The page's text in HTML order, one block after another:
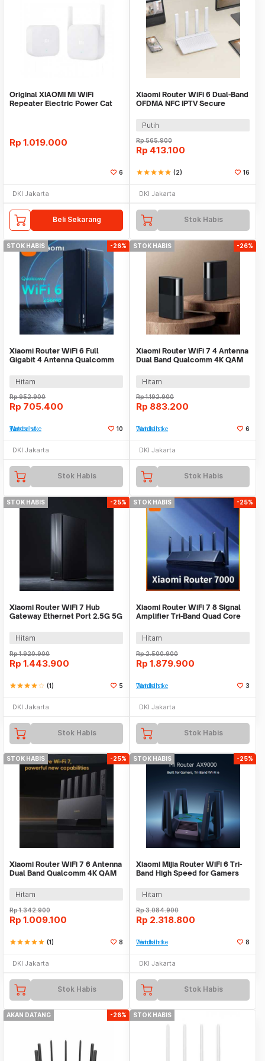
Original XIAOMI Mi WiFi
Repeater Electric Power Cat
Rp 1.019.000
6
DKI Jakarta
Beli Sekarang
Xiaomi Router WiFi 6 Dual-Band
OFDMA NFC IPTV Secure
Putih
Rp565.900
Rp 413.100
starstarstarstarstar (2) 16
DKI Jakarta
Stok Habis
STOK HABIS -26%
Xiaomi Router WiFi 6 Full
Gigabit 4 Antenna Qualcomm
Hitam
Rp952.900
Rp 705.400
Tambah ke Watchlist 10
DKI Jakarta
Stok Habis
STOK HABIS -26%
Xiaomi Router WiFi 7 4 Antenna
Dual Band Qualcomm 4K QAM
Hitam
Rp1.192.900
Rp 883.200
Tambah ke Watchlist 6
DKI Jakarta
Stok Habis
STOK HABIS -25%
Xiaomi Router WiFi 7 Hub
Gateway Ethernet Port 2.5G 5G
Hitam
Rp1.920.900
Rp 1.443.900
starstarstarstarstar_border (1) 5
DKI Jakarta
Stok Habis
STOK HABIS -25%
Xiaomi Router WiFi 7 8 Signal
Amplifier Tri-Band Quad Core
Hitam
Rp2.500.900
Rp 1.879.900
Tambah ke Watchlist 3
DKI Jakarta
Stok Habis
STOK HABIS -25%
Xiaomi Router WiFi 7 6 Antenna
Dual Band Qualcomm 4K QAM
Hitam
Rp1.342.900
Rp 1.009.100
starstarstarstarstar (1) 8
DKI Jakarta
Stok Habis
STOK HABIS -25%
Xiaomi Mijia Router WiFi 6 Tri-
Band High Speed for Gamers
Hitam
Rp3.084.900
Rp 2.318.800
Tambah ke Watchlist 8
DKI Jakarta
Stok Habis
AKAN DATANG -26% STOK HABIS